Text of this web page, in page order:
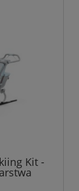
Kit -